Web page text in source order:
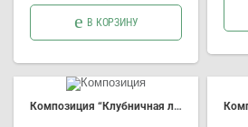
В КОРЗИНУ
Композиция “Клубничная любовь”